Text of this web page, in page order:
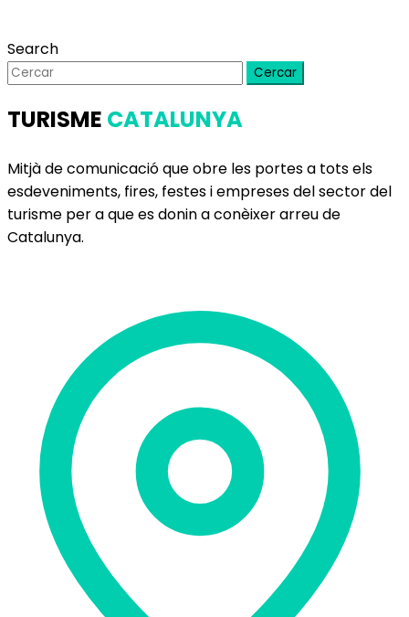
Search
Cercar
TURISME CATALUNYA
Mitjà de comunicació que obre les portes a tots els
esdeveniments, fires, festes i empreses del sector del
turisme per a que es donin a conèixer arreu de
Catalunya.